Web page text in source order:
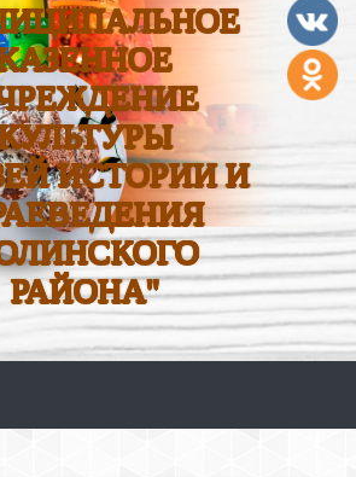
ИСТОРИИ И
РАЙОНА"